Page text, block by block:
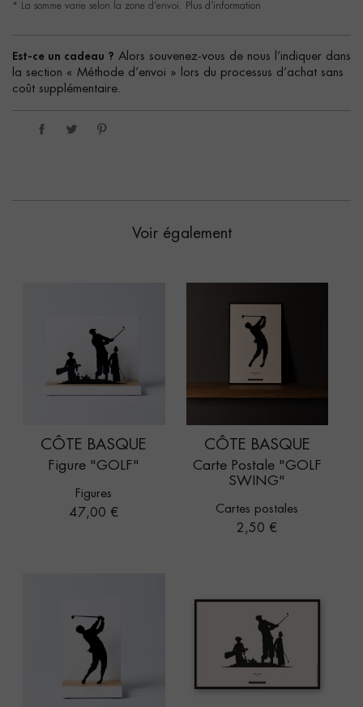
* La somme varie selon la zone d’envoi. Plus d’information
Est-ce un cadeau ? Alors souvenez-vous de nous l’indiquer dans
la section « Méthode d’envoi » lors du processus d’achat sans
coût supplémentaire.
Voir également
CÔTE BASQUE
Figure "GOLF"
Figures
Prix
47,00 €
CÔTE BASQUE
Carte Postale "GOLF
SWING"
Cartes postales
Prix
2,50 €